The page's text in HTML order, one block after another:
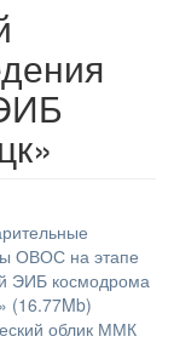
ОВОС на этапе
ЭИБ космодрома
(16.77Mb)
облик ММК